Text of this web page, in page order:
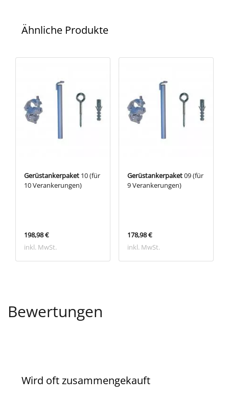
Ähnliche Produkte
Gerüstankerpaket 10 (für
10 Verankerungen)
198,98 €
inkl. MwSt.
Gerüstankerpaket09 (für
9 Verankerungen)
178,98 €
inkl. MwSt.
Bewertungen
Wird oft zusammengekauft